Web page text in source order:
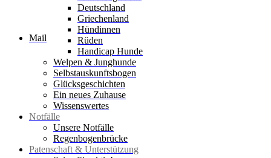
Mail
Deutschland
Griechenland
Hündinnen
Rüden
Handicap Hunde
Welpen & Junghunde
Selbstauskunftsbogen
Glücksgeschichten
Ein neues Zuhause
Wissenswertes
Notfälle
Unsere Notfälle
Regenbogenbrücke
Patenschaft & Unterstützung